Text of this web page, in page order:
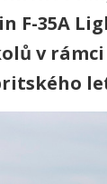
F-35A
v